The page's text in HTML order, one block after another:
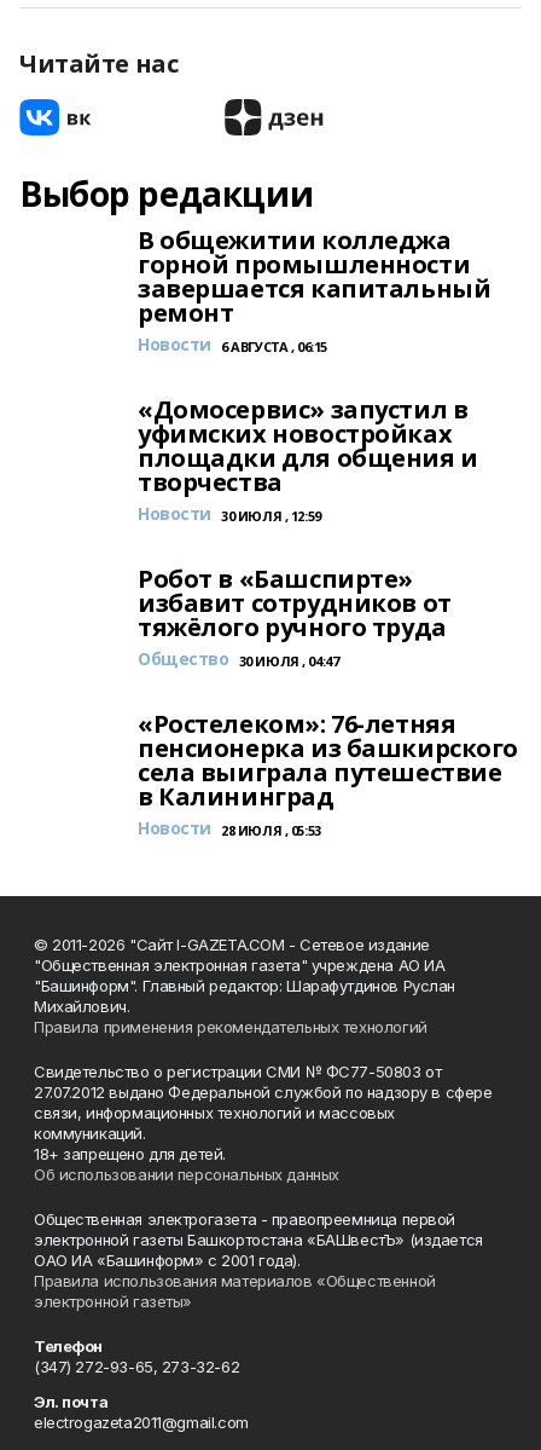
Читайте нас
Выбор редакции
В общежитии колледжа
горной промышленности
завершается капитальный
ремонт
Новости 6 АВГУСТА , 06:15
«Домосервис» запустил в
уфимских новостройках
площадки для общения и
творчества
Новости 30 ИЮЛЯ , 12:59
Робот в «Башспирте»
избавит сотрудников от
тяжёлого ручного труда
Общество 30 ИЮЛЯ , 04:47
«Ростелеком»: 76-летняя
пенсионерка из башкирского
села выиграла путешествие
в Калининград
Новости 28 ИЮЛЯ , 05:53
© 2011-2026 "Сайт I-GAZETA.COM - Сетевое издание
"Общественная электронная газета" учреждена АО ИА
"Башинформ". Главный редактор: Шарафутдинов Руслан
Михайлович.
Правила применения рекомендательных технологий
Свидетельство о регистрации СМИ № ФС77-50803 от
27.07.2012 выдано Федеральной службой по надзору в сфере
связи, информационных технологий и массовых
коммуникаций.
18+ запрещено для детей.
Об использовании персональных данных
Общественная электрогазета - правопреемница первой
электронной газеты Башкортостана «БАШвестЪ» (издается
ОАО ИА «Башинформ» с 2001 года).
Правила использования материалов «Общественной
электронной газеты»
Телефон
(347) 272-93-65, 273-32-62
Эл. почта
electrogazeta2011@gmail.com